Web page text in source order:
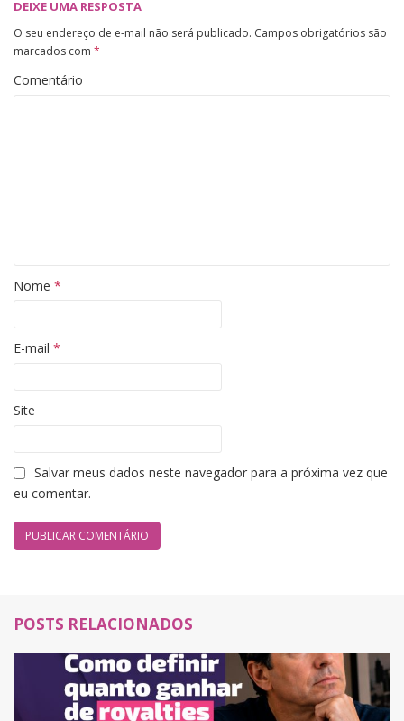
DEIXE UMA RESPOSTA
O seu endereço de e-mail não será publicado. Campos obrigatórios são
marcados com *
Comentário
Nome *
E-mail *
Site
Salvar meus dados neste navegador para a próxima vez que
eu comentar.
POSTS RELACIONADOS